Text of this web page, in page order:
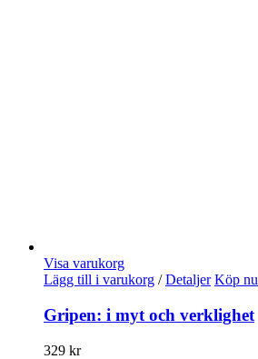
Visa varukorg
Lägg till i varukorg / Detaljer Köp nu
Gripen: i myt och verklighet
329 kr